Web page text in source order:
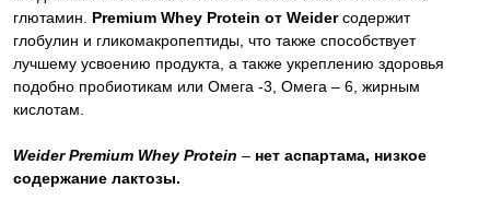
глютамин. Premium Whey Protein от Weiderсодержит
глобулин и гликомакропептиды, что также способствует
лучшему усвоению продукта, а также укреплению здоровья
подобно пробиотикам или Омега -3, Омега – 6, жирным
кислотам.
Weider Premium Whey Protein – нет аспартама, низкое
содержание лактозы.